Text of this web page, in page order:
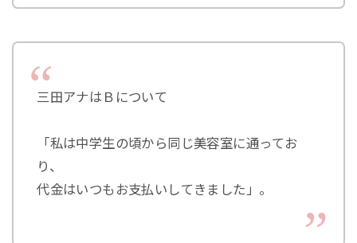
三田アナはＢについて
「私は中学生の頃から同じ美容室に通ってお
り、
代金はいつもお支払いしてきました」。